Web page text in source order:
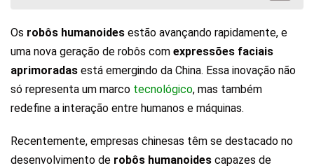
Os robôs humanoides estão avançando rapidamente, e
uma nova geração de robôs com expressões faciais
aprimoradas está emergindo da China. Essa inovação não
só representa um marco tecnológico, mas também
redefine a interação entre humanos e máquinas.
Recentemente, empresas chinesas têm se destacado no
desenvolvimento de robôs humanoides capazes de